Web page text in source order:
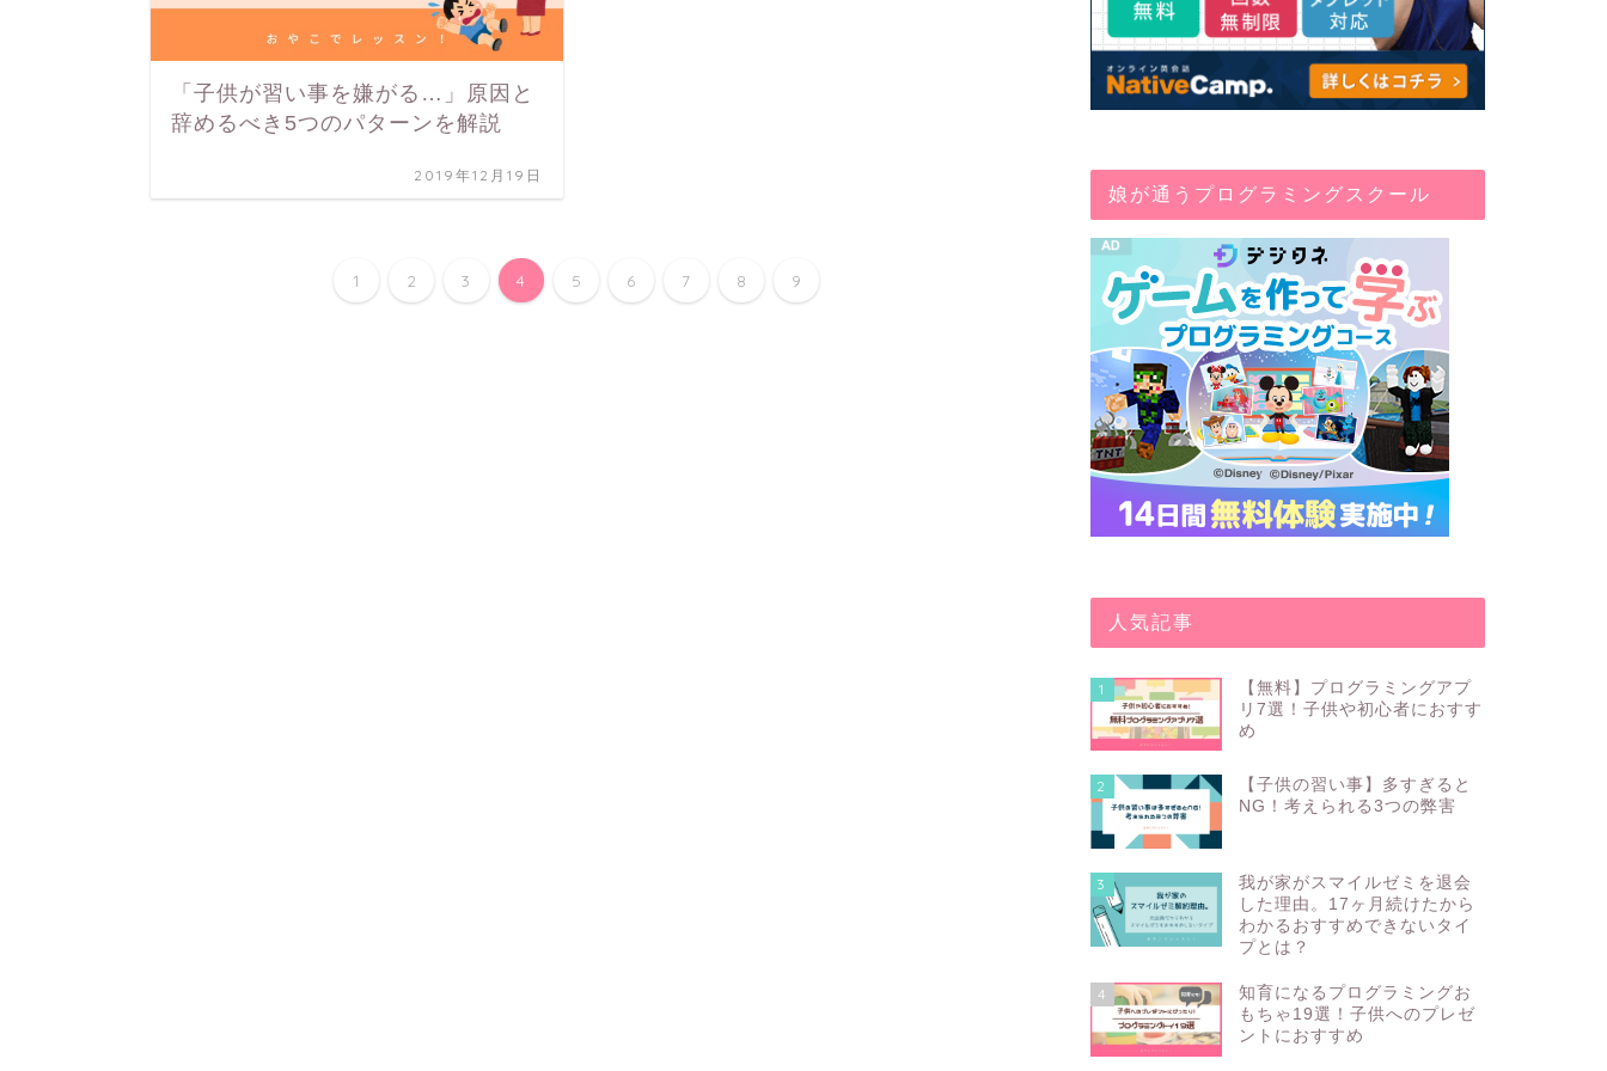
「子供が習い事を嫌がる…」原因と
辞めるべき5つのパターンを解説
2019年12月19日
1 2 3 4 5 6 7 8 9
娘が通うプログラミングスクール
人気記事
1
【無料】プログラミングアプ
リ7選！子供や初心者におすす
め
2
【子供の習い事】多すぎると
NG！考えられる3つの弊害
3
我が家がスマイルゼミを退会
した理由。17ヶ月続けたから
わかるおすすめできないタイ
プとは？
4
知育になるプログラミングお
もちゃ19選！子供へのプレゼ
ントにおすすめ